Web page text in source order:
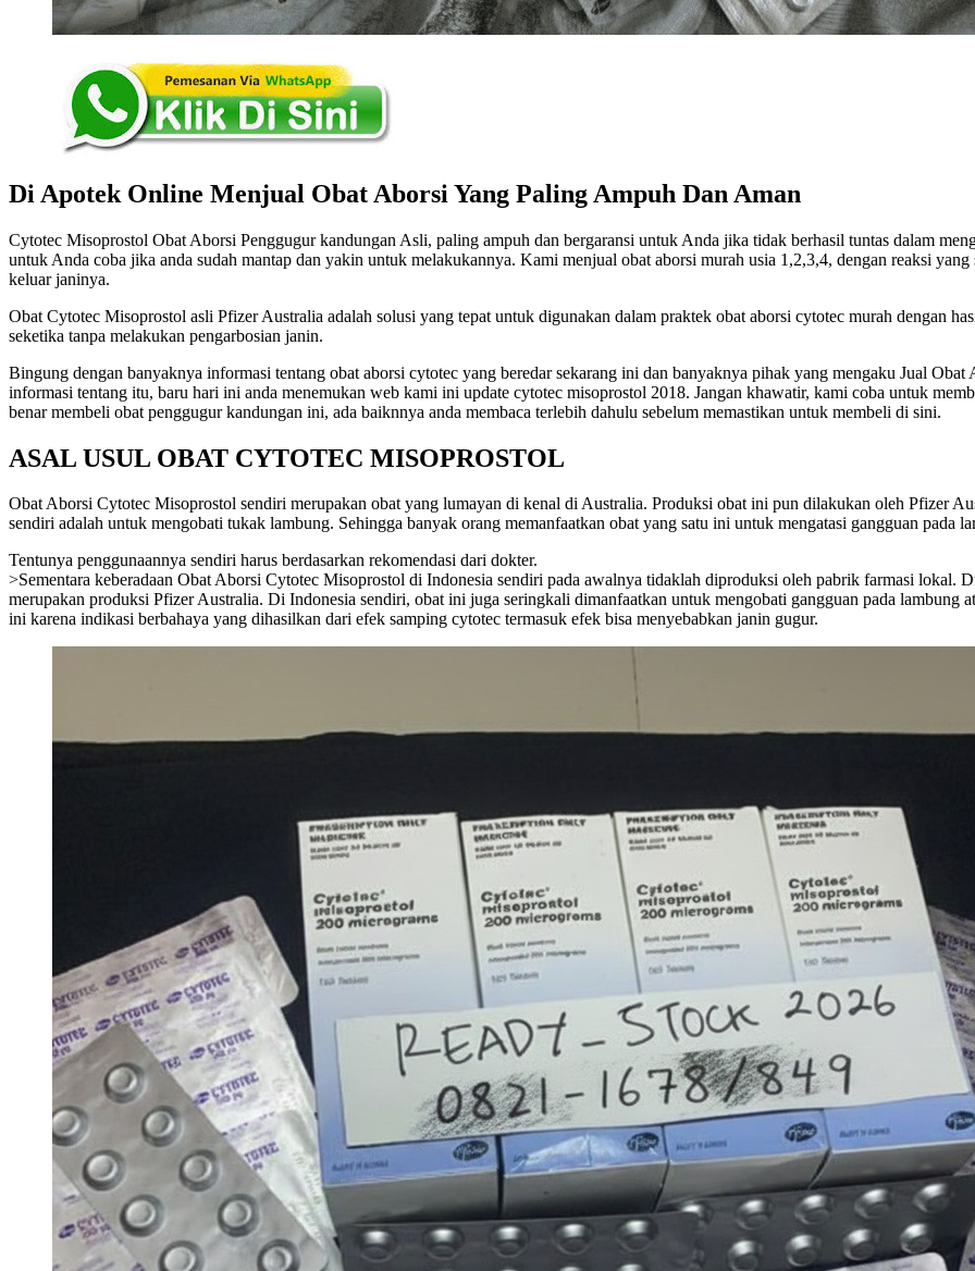
Di Apotek Online Menjual Obat Aborsi Yang Paling Ampuh Dan Aman
Cytotec Misoprostol Obat Aborsi Penggugur kandungan Asli, paling ampuh dan bergaransi untuk Anda jika tidak berhasil tuntas dalam
untuk Anda coba jika anda sudah mantap dan yakin untuk melakukannya. Kami menjual obat aborsi murah usia 1,2,3,4, dengan reaksi
keluar janinya.
Obat Cytotec Misoprostol asli Pfizer Australia adalah solusi yang tepat untuk digunakan dalam praktek obat aborsi cytotec murah dengan
seketika tanpa melakukan pengarbosian janin.
Bingung dengan banyaknya informasi tentang obat aborsi cytotec yang beredar sekarang ini dan banyaknya pihak yang mengaku Jual
informasi tentang itu, baru hari ini anda menemukan web kami ini update cytotec misoprostol 2018. Jangan khawatir, kami coba untuk
benar membeli obat penggugur kandungan ini, ada baiknnya anda membaca terlebih dahulu sebelum memastikan untuk membeli di sini.
ASAL USUL OBAT CYTOTEC MISOPROSTOL
Obat Aborsi Cytotec Misoprostol sendiri merupakan obat yang lumayan di kenal di Australia. Produksi obat ini pun dilakukan oleh Pfizer
sendiri adalah untuk mengobati tukak lambung. Sehingga banyak orang memanfaatkan obat yang satu ini untuk mengatasi gangguan pada
Tentunya penggunaannya sendiri harus berdasarkan rekomendasi dari dokter.
>Sementara keberadaan Obat Aborsi Cytotec Misoprostol di Indonesia sendiri pada awalnya tidaklah diproduksi oleh pabrik farmasi lokal.
merupakan produksi Pfizer Australia. Di Indonesia sendiri, obat ini juga seringkali dimanfaatkan untuk mengobati gangguan pada lambung
ini karena indikasi berbahaya yang dihasilkan dari efek samping cytotec termasuk efek bisa menyebabkan janin gugur.